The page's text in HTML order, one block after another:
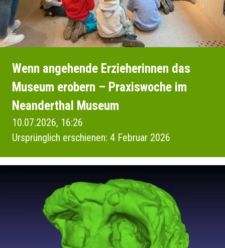
Wenn angehende Erzieherinnen das
Museum erobern – Praxiswoche im
Neanderthal Museum
10.07.2026, 16:26
Ursprünglich erschienen: 4 Februar 2026